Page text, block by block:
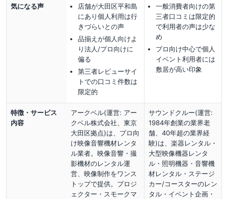
気になる声
店舗が大田区平和島
にあり個人利用は行
きづらいとの声
品揃えが個人向けよ
り法人/プロ向けに
偏る
第三者レビューサイ
トでの口コミ件数は
限定的
一般消費者向けの第
三者口コミは限定的
で利用者の声は少な
め
プロ向け中心で個人
イベント利用者には
敷居が高い印象
特徴・サービス
内容
アークベル(運営: アー
クベル株式会社、東京
大田区拠点)は、プロ向
け映像音響機材レンタ
ル業者。映像音響・撮
影機材のレンタル運
営、映像制作をワンス
トップで提供。プロジ
ェクター・スモークマ
サウンドクルー(運営:
1984年創業の業界老
舗、40年超の業界経
験)は、楽器レンタル・
大型映像機器レンタ
ル・照明機器・音響機
材レンタル・ステージ
カー/コースターのレン
タル・イベント企画・